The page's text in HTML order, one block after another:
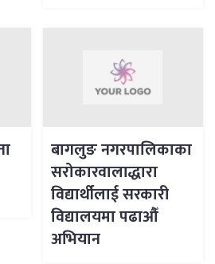
बागलुङ नगरपालिकाका
सरोकारवालाद्धारा
विद्यार्थीलाई सरकारी
विद्यालयमा पढाऔँ
अभियान